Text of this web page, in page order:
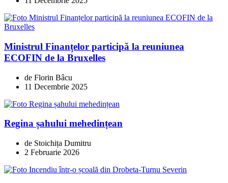
Ministrul Finanțelor participă la reuniunea
ECOFIN de la Bruxelles
de Florin Bâcu
11 Decembrie 2025
Regina șahului mehedințean
de Stoichița Dumitru
2 Februarie 2026